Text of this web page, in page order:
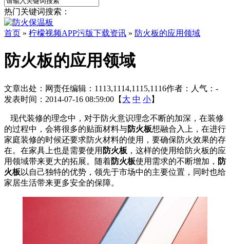
热门关键词搜索：
首页 » 柠檬视频APP污版下载资讯 » 防火板的应用领域
防火板的应用领域
文章出处： 网责任编辑：1113,1114,1115,1116作者： 人气： -
发表时间：2014-07-16 08:59:00【 大 中 小】
现代装修的理念中，对于防火意识理念不断的加深，在装修
的过程中，会将很多的贴面材料与防火板想融合入上，在进行
家庭装修的时候还要求防火材料的使用，要确保防火效果的存
在。在家具上也是需要使用 防火板 ，这样的使用给防火板的应
用领域带来更大的拓展。随着防火板使用需求的不断增加， 防
火板 以自己独特的优势，领先于市场中的主要位置，同时也给
家居生活带来更多安全的保障。